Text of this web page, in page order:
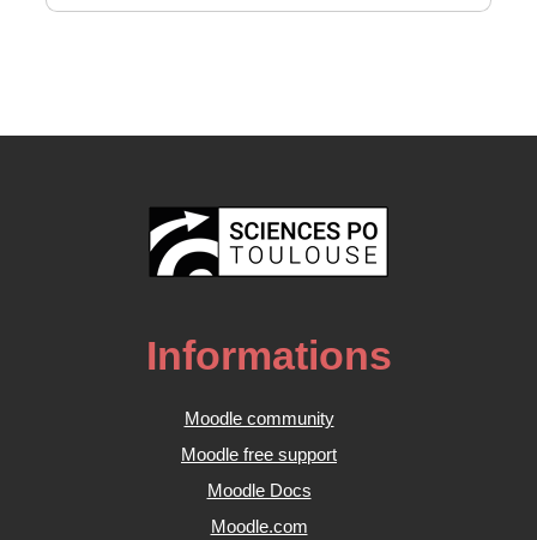
Informations
Moodle community
Moodle free support
Moodle Docs
Moodle.com